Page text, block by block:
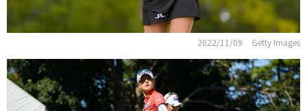
2022/11/09 Getty Images